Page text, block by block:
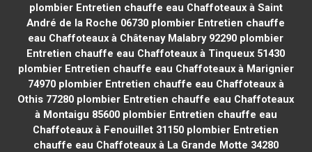
plombier Entretien chauffe eau Chaffoteaux à Saint
André de la Roche 06730 plombier Entretien chauffe
eau Chaffoteaux à Châtenay Malabry 92290 plombier
Entretien chauffe eau Chaffoteaux à Tinqueux 51430
plombier Entretien chauffe eau Chaffoteaux à Marignier
74970plombier Entretien chauffe eau Chaffoteaux à
Othis 77280 plombier Entretien chauffe eau Chaffoteaux
à Montaigu 85600plombier Entretien chauffe eau
Chaffoteaux à Fenouillet 31150 plombier Entretien
chauffe eau Chaffoteaux à La Grande Motte 34280